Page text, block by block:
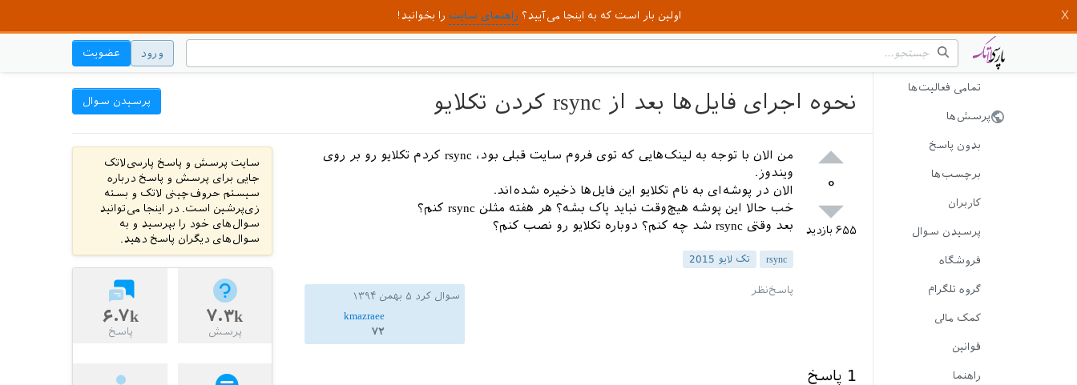
اولین بار است که به اینجا می‌آیید؟ راهنمای سایت را بخوانید!
ورود عضویت
تمامی فعالیت‌ها
پرسش‌ها
بدون پاسخ
برچسب‌ها
کاربران
پرسیدن سوال
فروشگاه
گروه تلگرام
کمک مالی
قوانین
راهنما
نحوه اجرای فایل‌ها بعد از rsync کردن تکلایو پرسیدن سوال
۰
۶۵۵ بازدید
من الان با توجه به لینک‌هایی که توی فروم سایت قبلی بود، rsync کردم تکلایو رو بر روی
ویندوز.
الان در پوشه‌ای به نام تکلایو این فایل‌ها ذخیره شده‌اند.
خب حالا این پوشه هیچ‌وقت نباید پاک بشه؟ هر هفته مثلن rsync کنم؟
بعد وقتی rsync شد چه کنم؟ دوباره تکلایو رو نصب کنم؟
rsync تک لایو 2015
سوال کرد ۵ بهمن ۱۳۹۴
kmazraee
۷۲
1 پاسخ
سایت پرسش و پاسخ پارسی‌لاتک
جایی برای پرسش و پاسخ درباره
سیستم حروف‌چینی لاتک و بسته
زی‌پرشین است. در اینجا می‌توانید
سوال‌های خود را بپرسید و به
سوال‌های دیگران پاسخ دهید.
۷.۳k
پرسش
۶.۷k
پاسخ